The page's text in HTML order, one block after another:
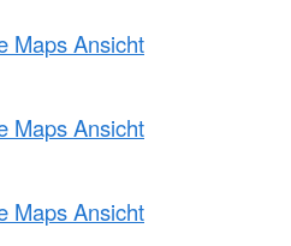
Maps Ansicht
Maps Ansicht
Maps Ansicht